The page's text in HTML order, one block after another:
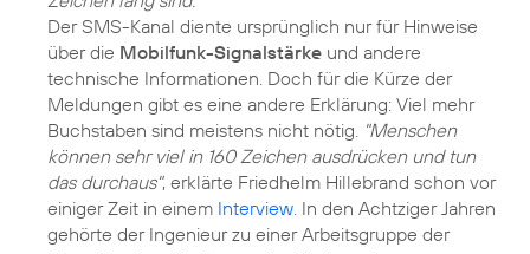
Der SMS-Kanal diente ursprünglich nur für Hinweise
über die Mobilfunk-Signalstärke und andere
technische Informationen. Doch für die Kürze der
Meldungen gibt es eine andere Erklärung: Viel mehr
Buchstaben sind meistens nicht nötig. "Menschen
können sehr viel in 160 Zeichen ausdrücken und tun
das durchaus", erklärte Friedhelm Hillebrand schon vor
einiger Zeit in einem Interview . In den Achtziger Jahren
gehörte der Ingenieur zu einer Arbeitsgruppe der